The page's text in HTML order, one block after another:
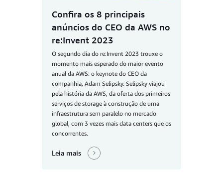
Confira os 8 principais
anúncios do CEO da AWS no
re:Invent 2023
O segundo dia do re:Invent 2023 trouxe o
momento mais esperado do maior evento
anual da AWS: o keynote do CEO da
companhia, Adam Selipsky. Selipsky viajou
pela história da AWS, da oferta dos primeiros
serviços de storage à construção de uma
infraestrutura sem paralelo no mercado
global, com 3 vezes mais data centers que os
concorrentes.
Leia mais